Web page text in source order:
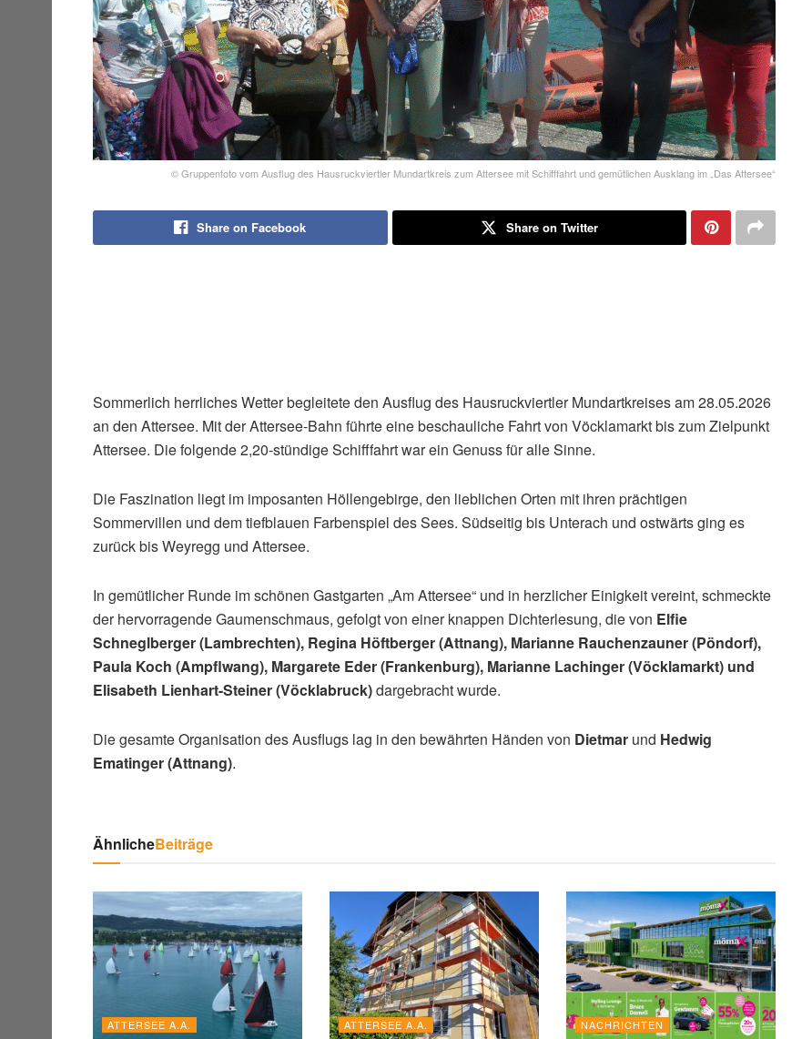
© Gruppenfoto vom Ausflug des Hausruckviertler Mundartkreis zum Attersee mit Schifffahrt und gemütlichen Ausklang im „Das Attersee“
Share on Facebook Share on Twitter
Sommerlich herrliches Wetter begleitete den Ausflug des Hausruckviertler Mundartkreises am 28.05.2026
an den Attersee. Mit der Attersee-Bahn führte eine beschauliche Fahrt von Vöcklamarkt bis zum Zielpunkt
Attersee. Die folgende 2,20-stündige Schifffahrt war ein Genuss für alle Sinne.
Die Faszination liegt im imposanten Höllengebirge, den lieblichen Orten mit ihren prächtigen
Sommervillen und dem tiefblauen Farbenspiel des Sees. Südseitig bis Unterach und ostwärts ging es
zurück bis Weyregg und Attersee.
In gemütlicher Runde im schönen Gastgarten „Am Attersee“ und in herzlicher Einigkeit vereint, schmeckte
der hervorragende Gaumenschmaus, gefolgt von einer knappen Dichterlesung, die von Elfie
Schneglberger (Lambrechten), Regina Höftberger (Attnang), Marianne Rauchenzauner (Pöndorf),
Paula Koch (Ampflwang), Margarete Eder (Frankenburg), Marianne Lachinger (Vöcklamarkt) und
Elisabeth Lienhart-Steiner (Vöcklabruck)dargebracht wurde.
Die gesamte Organisation des Ausflugs lag in den bewährten Händen von Dietmar und Hedwig
Ematinger (Attnang).
ÄhnlicheBeiträge
ATTERSEE A.A. ATTERSEE A.A. NACHRICHTEN